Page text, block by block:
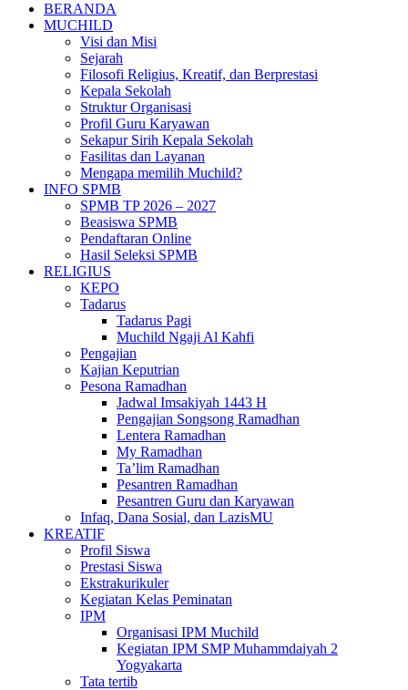
BERANDA
MUCHILD
Visi dan Misi
Sejarah
Filosofi Religius, Kreatif, dan Berprestasi
Kepala Sekolah
Struktur Organisasi
Profil Guru Karyawan
Sekapur Sirih Kepala Sekolah
Fasilitas dan Layanan
Mengapa memilih Muchild?
INFO SPMB
SPMB TP 2026 – 2027
Beasiswa SPMB
Pendaftaran Online
Hasil Seleksi SPMB
RELIGIUS
KEPO
Tadarus
Tadarus Pagi
Muchild Ngaji Al Kahfi
Pengajian
Kajian Keputrian
Pesona Ramadhan
Jadwal Imsakiyah 1443 H
Pengajian Songsong Ramadhan
Lentera Ramadhan
My Ramadhan
Ta’lim Ramadhan
Pesantren Ramadhan
Pesantren Guru dan Karyawan
Infaq, Dana Sosial, dan LazisMU
KREATIF
Profil Siswa
Prestasi Siswa
Ekstrakurikuler
Kegiatan Kelas Peminatan
IPM
Organisasi IPM Muchild
Kegiatan IPM SMP Muhammdaiyah 2
Yogyakarta
Tata tertib